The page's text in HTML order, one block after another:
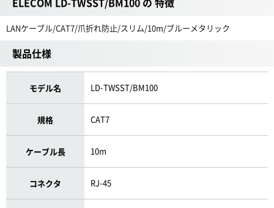
LANケーブル/CAT7/爪折れ防止/スリム/10m/ブルーメタリック
製品仕様
モデル名 LD-TWSST/BM100
規格 CAT7
ケーブル長 10m
コネクタ RJ-45